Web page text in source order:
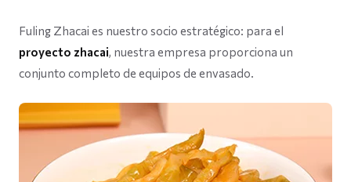
Fuling Zhacai es nuestro socio estratégico: para el
proyecto zhacai, nuestra empresa proporciona un
conjunto completo de equipos de envasado.